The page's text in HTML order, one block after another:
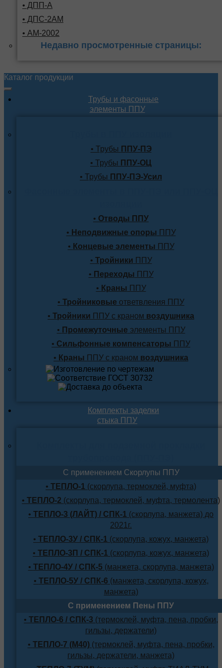
• ДПП-А
• ДПС-2АМ
• АМ-2002
Недавно просмотренные страницы:
Каталог продукции
Трубы и фасонные
элементы ППУ
• Трубы ППУ-ПЭ
• Трубы ППУ-ОЦ
• Трубы ППУ-ПЭ-Усил
• Отводы ППУ
• Неподвижные опоры ППУ
• Концевые элементы ППУ
• Тройники ППУ
• Переходы ППУ
• Краны ППУ
• Тройниковые ответвления ППУ
• Тройники ППУ с краном воздушника
• Промежуточные элементы ППУ
• Сильфонные компенсаторы ППУ
• Краны ППУ с краном воздушника
Комплекты заделки
стыка ППУ
С применением Скорлупы ППУ
• ТЕПЛО-1 (скорлупа, термоклей, муфта)
• ТЕПЛО-2 (скорлупа, термоклей, муфта, термолента)
• ТЕПЛО-3 (ЛАЙТ) / СПК-1 (скорлупа, манжета) до
2021г.
• ТЕПЛО-3У / СПК-1 (скорлупа, кожух, манжета)
• ТЕПЛО-3П / СПК-1 (скорлупа, кожух, манжета)
• ТЕПЛО-4У / СПК-5 (манжета, скорлупа, манжета)
• ТЕПЛО-5У / СПК-6 (манжета, скорлупа, кожух,
манжета)
С применением Пены ППУ
• ТЕПЛО-6 / СПК-3 (термоклей, муфта, пена, пробки,
гильзы, держатели)
• ТЕПЛО-7 (М40)(термоклей, муфта, пена, пробки,
гильзы, держатели, манжета)